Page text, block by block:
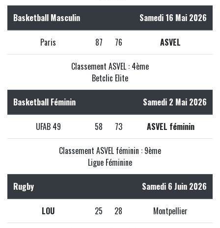
Basketball Masculin Samedi 16 Mai 2026
Paris 87 76 ASVEL
Classement ASVEL : 4ème
Betclic Elite
Basketball Féminin Samedi 2 Mai 2026
UFAB 49 58 73 ASVEL féminin
Classement ASVEL féminin : 9ème
Ligue Féminine
Rugby Samedi 6 Juin 2026
LOU 25 28 Montpellier